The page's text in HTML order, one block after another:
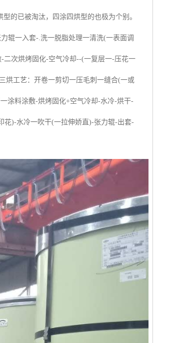
的已被淘汰，四涂四烘型的也极为个别。
辊一入套-.洗一脱脂处理一清洗(一表面调
二次烘烤固化-空气冷却--(一复层一-压花一
烘工艺：开卷一剪切一压毛刺一缝合(一或
涂料涂敷-烘烤固化+空气冷却-水冷-烘干-
花)-水冷一吹干(一拉伸娇直)-张力辊-出套-